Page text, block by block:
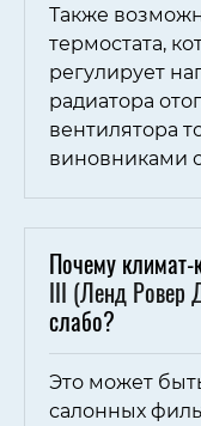
Также
термостата,
регулирует
радиатора
вентилятора
виновниками
Почему климат-
III (Ленд Ровер
слабо?
Это может
салонных